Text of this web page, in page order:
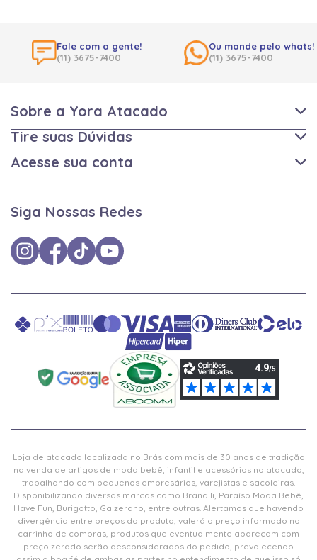
Fale com a gente!
(11) 3675-7400
Ou mande pelo whats!
(11) 3675-7400
Sobre a Yora Atacado
Tire suas Dúvidas
Acesse sua conta
Siga Nossas Redes
Loja de atacado localizada no Brás com mais de 30 anos de tradição
na venda de artigos de moda bebê, infantil e acessórios no atacado,
trabalhando com pequenos empresários, varejistas e sacoleiras.
Disponibilizando diversas marcas como Brandili, Paraíso Moda Bebê,
Have Fun, Burigotto, Galzerano, entre outras. Alertamos que havendo
divergência entre preços do produto, valerá o preço informado no
carrinho de compras, produtos que eventualmente apareçam com
preço zerado serão desconsiderados do pedido, prevalecendo